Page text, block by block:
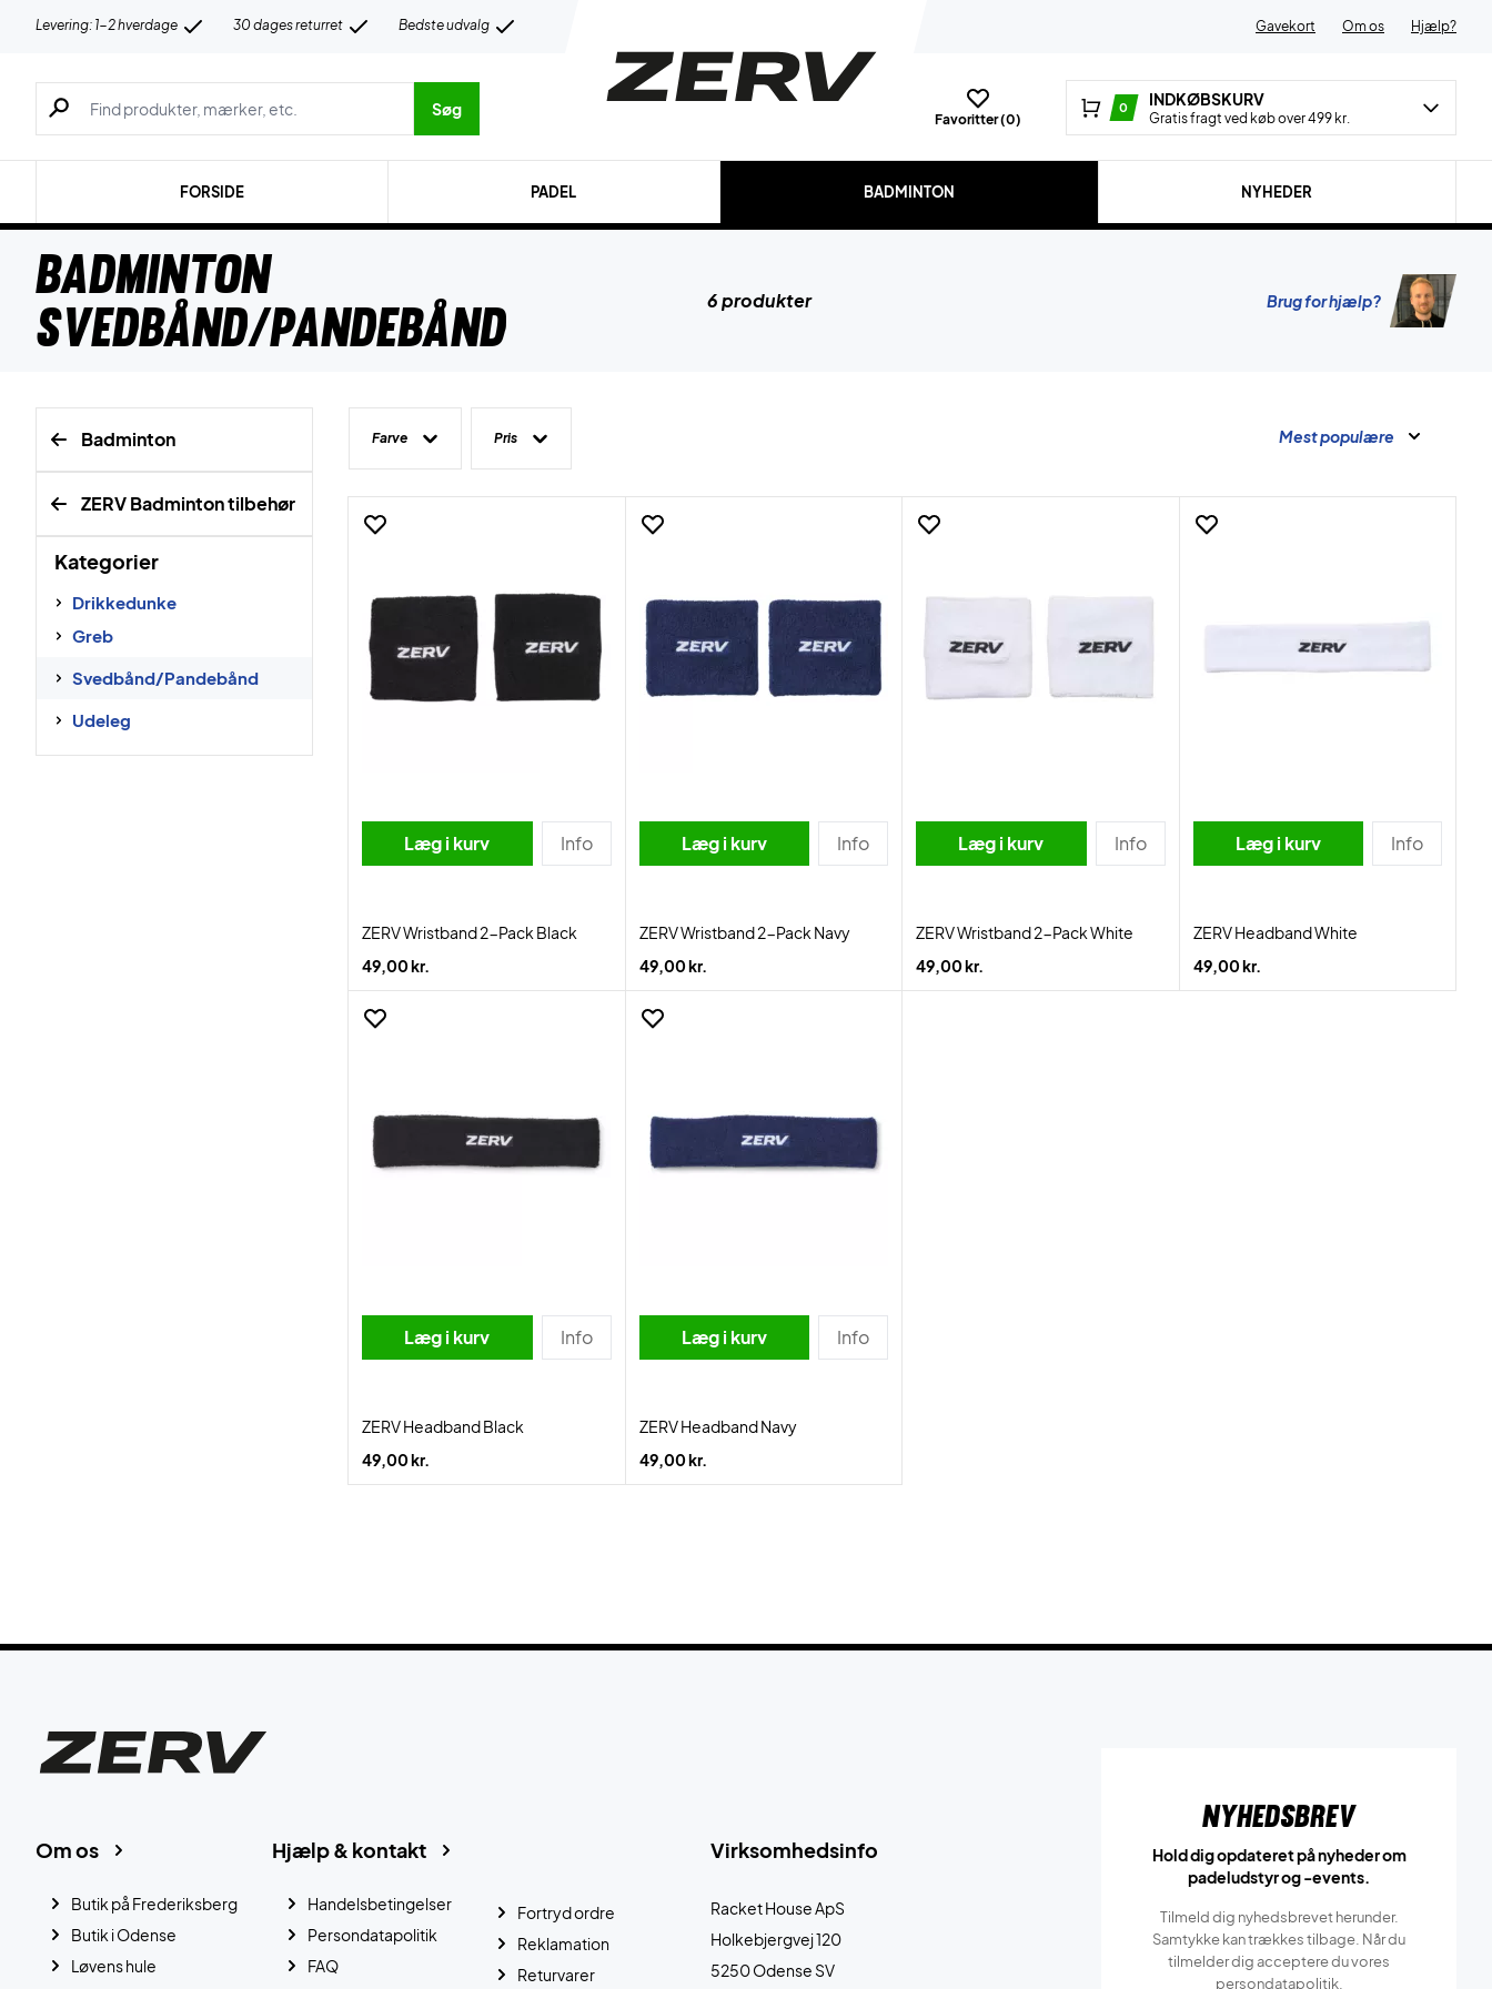
Levering: 1-2 hverdage 30 dages returret Bedste udvalg Gavekort Om os Hjælp?
Søg efter produkter, mærker etc.
Søg
Favoritter (0)
0 INDKØBSKURV
Gratis fragt ved køb over 499 kr.
FORSIDE PADEL BADMINTON NYHEDER
Badminton
Svedbånd/Pandebånd
6 produkter Brug for hjælp?
Badminton
ZERV Badminton tilbehør
Kategorier
Drikkedunke
Greb
Svedbånd/Pandebånd
Udeleg
Farve Pris Mest populære
Læg i kurv Info
ZERV Wristband 2-Pack Black
49,00 kr.
Læg i kurv Info
ZERV Wristband 2-Pack Navy
49,00 kr.
Læg i kurv Info
ZERV Wristband 2-Pack White
49,00 kr.
Læg i kurv Info
ZERV Headband White
49,00 kr.
Læg i kurv Info
ZERV Headband Black
49,00 kr.
Læg i kurv Info
ZERV Headband Navy
49,00 kr.
Virksomhedsinfo
Racket House ApS
Holkebjergvej 120
5250 Odense SV
Hjælp & kontakt
Handelsbetingelser
Persondatapolitik
FAQ
Fortryd ordre
Reklamation
Returvarer
Om os
Butik på Frederiksberg
Butik i Odense
Løvens hule
Nyhedsbrev
Hold dig opdateret på nyheder om
padeludstyr og -events.
Tilmeld dig nyhedsbrevet herunder.
Samtykke kan trækkes tilbage. Når du
tilmelder dig acceptere du vores
persondatapolitik.